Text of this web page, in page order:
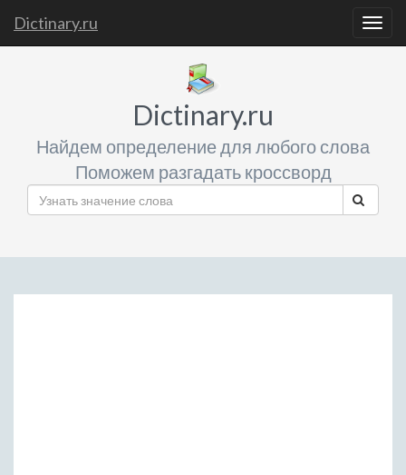
Dictinary.ru
Dictinary.ru
Найдем определение для любого слова
Поможем разгадать кроссворд